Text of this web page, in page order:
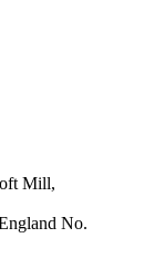
Mill,
No.